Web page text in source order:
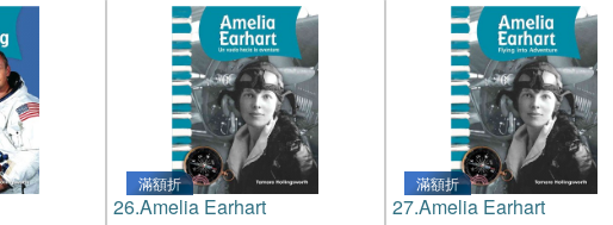
滿額折
26.Amelia Earhart
滿額折
27.Amelia Earhart